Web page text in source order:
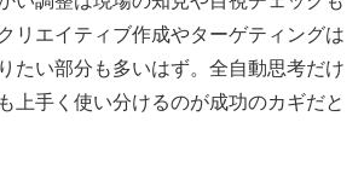
リエイティブ作成やターゲティングは
たい部分も多いはず。全自動思考だけ
上手く使い分けるのが成功のカギだと